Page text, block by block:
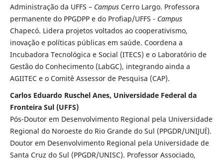
Administração da UFFS – CampusCerro Largo. Professora
permanente do PPGDPP e do Profiap/UFFS - Campus
Chapecó. Lidera projetos voltados ao cooperativismo,
inovação e políticas públicas em saúde. Coordena a
Incubadora Tecnológica e Social (ITECS) e o Laboratório de
Gestão do Conhecimento (LabGC), integrando ainda a
AGIITEC e o Comitê Assessor de Pesquisa (CAP).
Carlos Eduardo Ruschel Anes, Universidade Federal da
Fronteira Sul (UFFS)
Pós-Doutor em Desenvolvimento Regional pela Universidade
Regional do Noroeste do Rio Grande do Sul (PPGDR/UNIJUÍ).
Doutor em Desenvolvimento Regional pela Universidade de
Santa Cruz do Sul (PPGDR/UNISC). Professor Associado,